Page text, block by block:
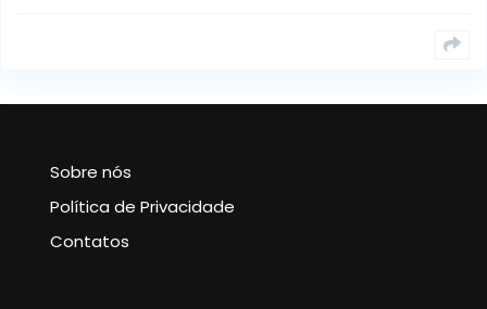
Sobre nós
Política de Privacidade
Contatos